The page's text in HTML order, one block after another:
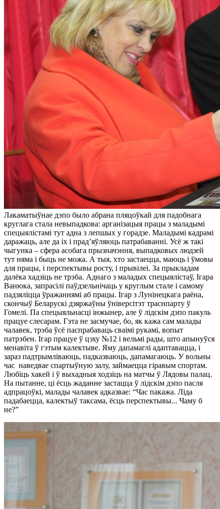
Лакаматыўнае дэпо было абрана пляцоўкай для падобнага
круглага стала невыпадкова: арганізацыя працы з маладымі
спецыялістамі тут адна з лепшых у горадзе. Маладымі кадрамі
даражаць, але да іх і прад’яўляюць патрабаванні. Усё ж такі
чыгунка – сфера асобага прызначэння, выпадковых людзей
тут няма і быць не можа. А тыя, хто застаецца, маюць і ўмовы
для працы, і перспектывы росту, і прывілеі. За прыкладам
далёка хадзіць не трэба. Аднаго з маладых спецыялістаў, Ігара
Ванюка, запрасілі паўдзельнічаць у круглым стале і самому
падзяліцца ўражаннямі аб працы. Ігар з Лунінецкага раёна,
скончыў Беларускі дзяржаўны ўніверсітэт траснпарту ў
Гомелі. Па спецыяльнасці інжынер, але ў лідскім дэпо пакуль
працуе слесарам. Гэта не засмучае, бо, як кажа сам малады
чалавек, трэба ўсё паспрабаваць сваімі рукамі, вопыт
патрэбен. Ігар працуе ў цэху №12 і вельмі рады, што апынуўся
менавіта ў гэтым калектыве. Яму дапамаглі адаптавацца, і
зараз падтрымліваюць, падказваюць, дапамагаюць. У вольны
час наведвае спартыўную залу, займаецца гіравым спортам.
Любіць хакей і ў выхадныя ходзіць на матчы ў Лядовы палац.
На пытанне, ці ёсць жаданне застацца ў лідскім дэпо пасля
адпрацоўкі, малады чалавек адказвае: “Час пакажа. Ліда
падабаецца, калектыў таксама, ёсць перспектывы... Чаму б
не?”